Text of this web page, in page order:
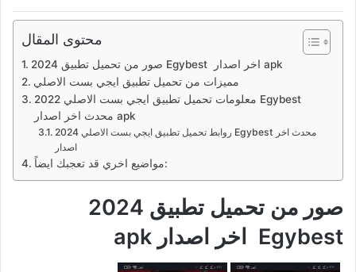
محتوى المقال
صور من تحميل تطبيق 2024 Egybest اخر اصدار apk
مميزات من تحميل تطبيق ايجي بست الاصلي
معلومات تحميل تطبيق ايجي بست الاصلي 2022 Egybest
محدث اخر اصدار apk
روابط تحميل تطبيق ايجي بست الاصلي 2024 Egybest محدث اخر
اصدار
مواضيع اخري قد تعجبك ايضاً:
صور من تحميل تطبيق 2024
Egybest اخر اصدار apk